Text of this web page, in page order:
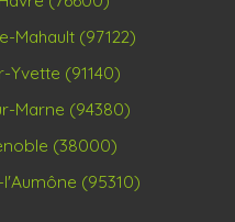
Mahault (97122)
(91140)
Marne (94380)
(38000)
(95310)